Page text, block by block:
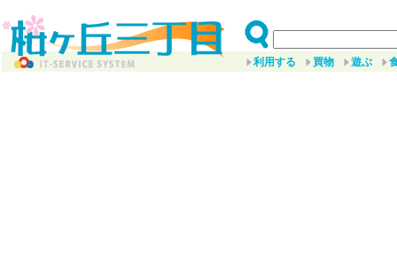
利用する 買物 遊ぶ